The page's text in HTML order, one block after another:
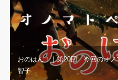
おのはん！｜第20回 今回のオノ
智子